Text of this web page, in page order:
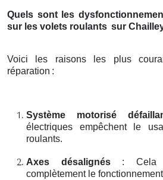
Quels sont les
sur les volets roulants sur
Voici les raisons les plus
réparation :
Système motorisé
électriques empêchent le
roulants.
Axes désalignés: Cela
complètement le